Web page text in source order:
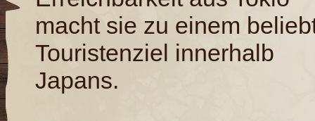
macht sie zu einem
Touristenziel innerhalb
Japans.